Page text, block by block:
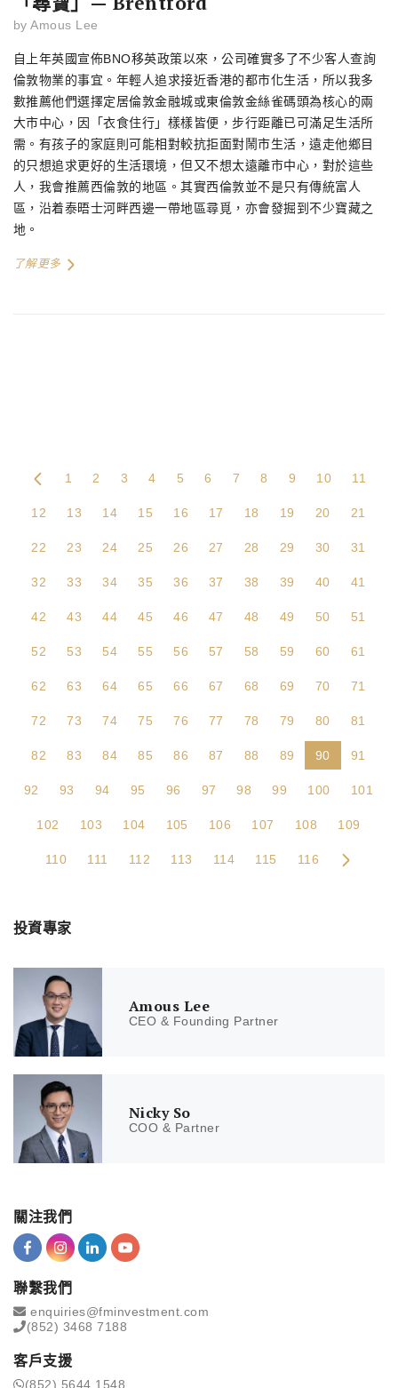
by Amous Lee
自上年英國宣佈BNO移英政策以來，公司確實多了不少客人查詢
倫敦物業的事宜。年輕人追求接近香港的都市化生活，所以我多
數推薦他們選擇定居倫敦金融城或東倫敦金絲雀碼頭為核心的兩
大市中心，因「衣食住行」樣樣皆便，步行距離已可滿足生活所
需。有孩子的家庭則可能相對較抗拒面對鬧市生活，遠走他鄉目
的只想追求更好的生活環境，但又不想太遠離市中心，對於這些
人，我會推薦西倫敦的地區。其實西倫敦並不是只有傳統富人
區，沿着泰晤士河畔西邊一帶地區尋覓，亦會發掘到不少寶藏之
地。
了解更多
1 2 3 4 5 6 7 8 9 10 11
12 13 14 15 16 17 18 19 20 21
22 23 24 25 26 27 28 29 30 31
32 33 34 35 36 37 38 39 40 41
42 43 44 45 46 47 48 49 50 51
52 53 54 55 56 57 58 59 60 61
62 63 64 65 66 67 68 69 70 71
72 73 74 75 76 77 78 79 80 81
82 83 84 85 86 87 88 89 90 91
92 93 94 95 96 97 98 99 100 101
102 103 104 105 106 107 108 109
110 111 112 113 114 115 116
投資專家
Amous Lee
CEO & Founding Partner
Nicky So
COO & Partner
關注我們
聯繫我們
enquiries@fminvestment.com
(852) 3468 7188
客戶支援
(852) 5644 1548